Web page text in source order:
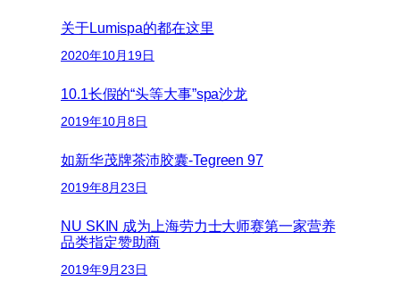
关于Lumispa的都在这里
2020年10月19日
10.1长假的“头等大事”spa沙龙
2019年10月8日
如新华茂牌茶沛胶囊-Tegreen 97
2019年8月23日
NU SKIN 成为上海劳力士大师赛第一家营养
品类指定赞助商
2019年9月23日